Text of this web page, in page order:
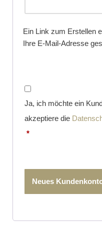
Ein Link zum Erstellen
Ihre E-Mail-Adresse
Ja, ich möchte ein
akzeptiere die
*
Neues